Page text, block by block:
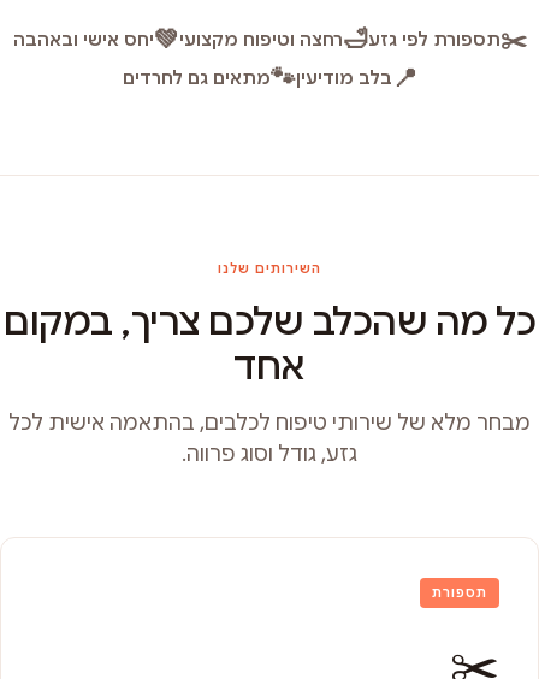
✂️תספורת לפי גזע🛁רחצה וטיפוח מקצועי💚יחס אישי ובאהבה
📍 בלב מודיעין🐾מתאים גם לחרדים
השירותים שלנו
כל מה שהכלב שלכם צריך, במקום
אחד
מבחר מלא של שירותי טיפוח לכלבים, בהתאמה אישית לכל
גזע, גודל וסוג פרווה.
תספורת
✂️